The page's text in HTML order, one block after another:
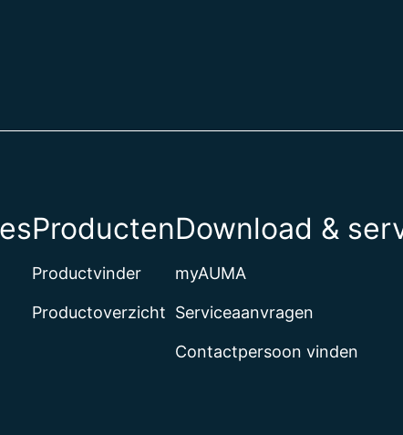
Producten
Productvinder
Productoverzicht
Download &
myAUMA
Serviceaanvragen
Contactpersoon vinden